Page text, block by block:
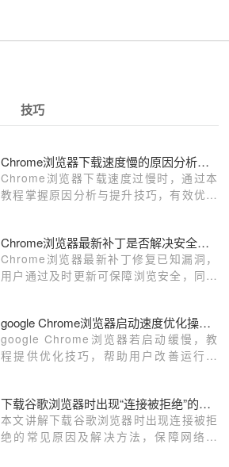
技巧
Chrome浏览器下载速度慢的原因分析和提升技巧
Chrome浏览器下载速度过慢时，通过本
教程掌握原因分析与提升技巧，有效优化
Chrome浏览器最新补丁是否解决安全漏洞
Chrome浏览器最新补丁修复已知漏洞，
用户通过及时更新可保障浏览安全，同时
google Chrome浏览器启动速度优化操作技巧教程
google Chrome浏览器若启动缓慢，教
程提供优化技巧，帮助用户改善运行性
下载谷歌浏览器时出现“连接被拒绝”的解决方案
本文讲解下载谷歌浏览器时出现连接被拒
绝的常见原因及解决方法，保障网络畅